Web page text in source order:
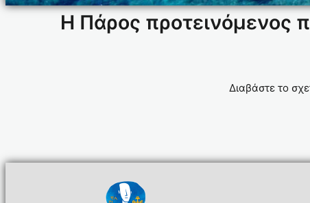
Η Πάρος προτεινόμενος
Διαβάστε το